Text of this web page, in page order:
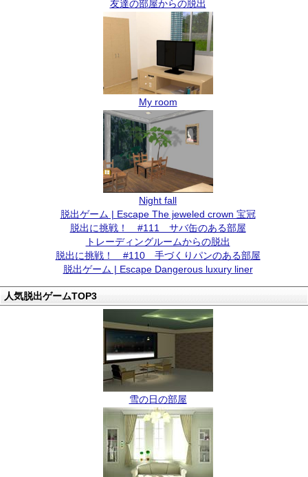
友達の部屋からの脱出
My room
Night fall
脱出ゲーム | Escape The jeweled crown 宝冠
脱出に挑戦！ #111 サバ缶のある部屋
トレーディングルームからの脱出
脱出に挑戦！ #110 手づくりパンのある部屋
脱出ゲーム | Escape Dangerous luxury liner
人気脱出ゲームTOP3
雪の日の部屋